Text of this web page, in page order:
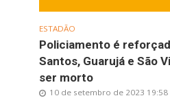
ESTADÃO
Policiamento é
Santos, Guarujá e São
ser morto
10 de setembro de 2023 19:58